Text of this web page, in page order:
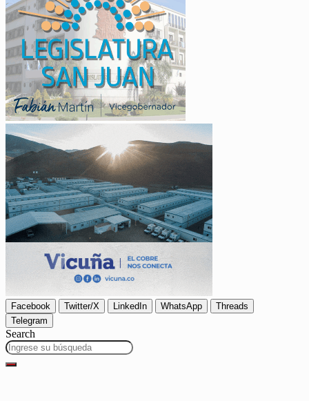
Facebook Twitter/X LinkedIn WhatsApp
Threads
Telegram
Search